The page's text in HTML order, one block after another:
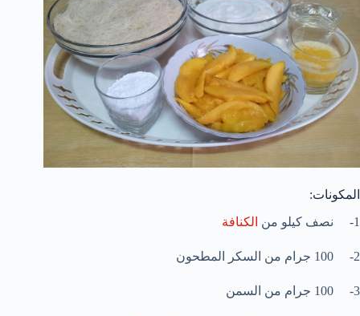
المكونات:
1- نصف كيلو من
الكنافة
2- 100 جرام من السكر المطحون
3- 100 جرام من السمن